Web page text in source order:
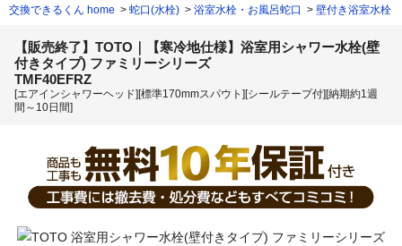
交換できるくん home 蛇口(水栓) 浴室水栓・お風呂蛇口 壁付き浴室水栓
【販売終了】TOTO｜【寒冷地仕様】浴室用シャワー水栓(壁
付きタイプ) ファミリーシリーズ
TMF40EFRZ
[エアインシャワーヘッド][標準170mmスパウト][シールテープ付][納期約1週
間～10日間]